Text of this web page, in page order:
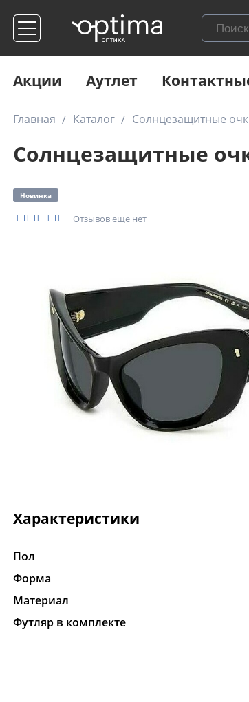
Акции Аутлет
Главная Каталог Солнцезащитные
Солнцезащитные
Новинка
Отзывов еще нет
Характеристики
Пол
Форма
Материал
Футляр в комплекте